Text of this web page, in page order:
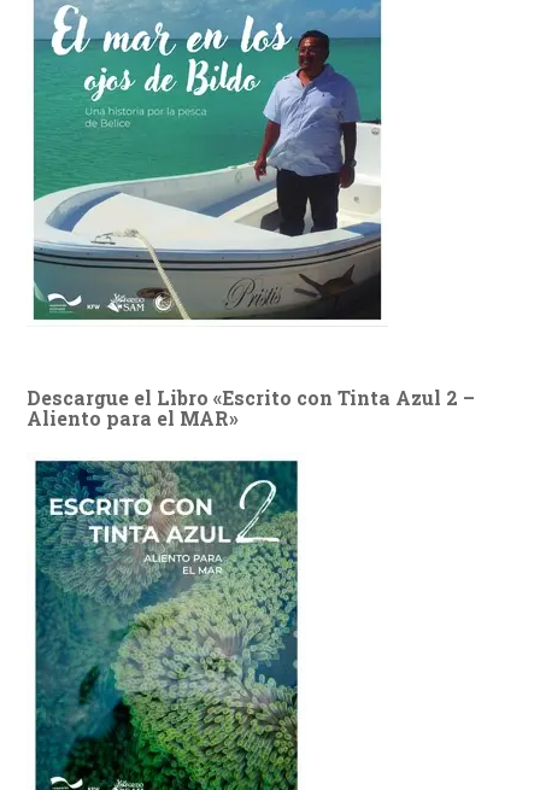
Descargue el Libro «Escrito con Tinta Azul 2 –
Aliento para el MAR»